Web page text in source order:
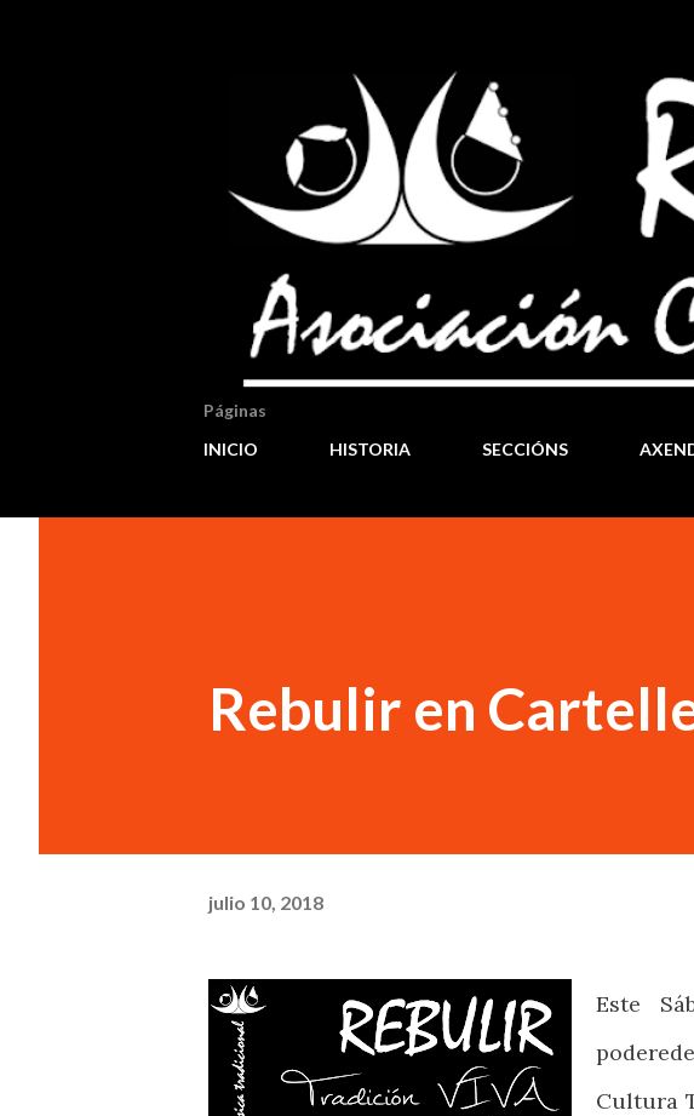
Páginas
INICIO
HISTORIA SECCIÓNS
Rebulir en
julio 10, 2018
Este
Cultura